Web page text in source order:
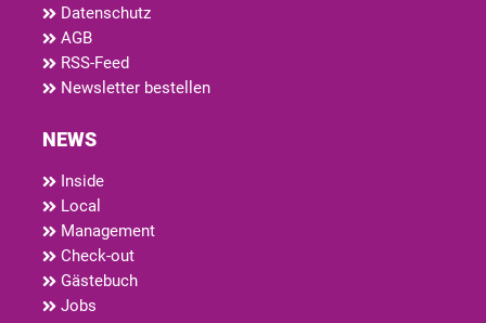
Datenschutz
AGB
RSS-Feed
Newsletter bestellen
NEWS
Inside
Local
Management
Check-out
Gästebuch
Jobs